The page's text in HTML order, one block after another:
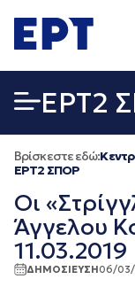
σε
περιεχόμενο
EΡΤ2
Βρίσκεστε εδώ:
EΡΤ2 ΣΠΟΡ
Οι
Άγγελου
11.03.2019
ΔΗΜΟΣΙΕΥΣΗ06/03/